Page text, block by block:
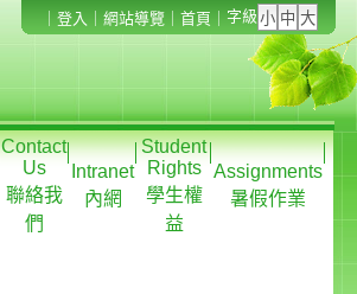
登入 網站導覽 首頁 字級
Contact
Us
聯絡我
們
Intranet
內網
Student
Rights
學生權
益
Assignments
暑假作業